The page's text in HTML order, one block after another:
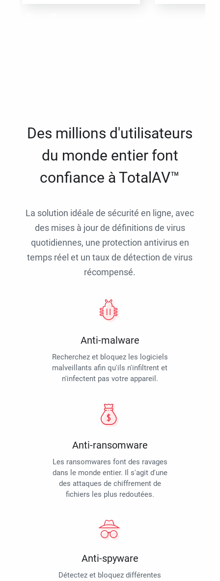
Des millions d'utilisateurs
du monde entier font
confiance à TotalAV™
La solution idéale de sécurité en ligne, avec
des mises à jour de définitions de virus
quotidiennes, une protection antivirus en
temps réel et un taux de détection de virus
récompensé.
Anti-malware
Recherchez et bloquez les logiciels
malveillants afin qu'ils n'infiltrent et
n'infectent pas votre appareil.
Anti-ransomware
Les ransomwares font des ravages
dans le monde entier. Il s'agit d'une
des attaques de chiffrement de
fichiers les plus redoutées.
Anti-spyware
Détectez et bloquez différentes